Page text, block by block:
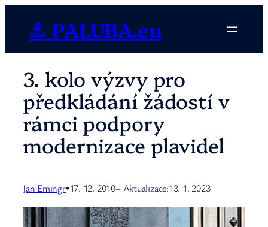
obsah
⚓ PALUBA.eu
3. kolo výzvy pro
předkládání žádostí v
rámci podpory
modernizace plavidel
Jan Emingr•17. 12. 2010– Aktualizace:13. 1. 2023